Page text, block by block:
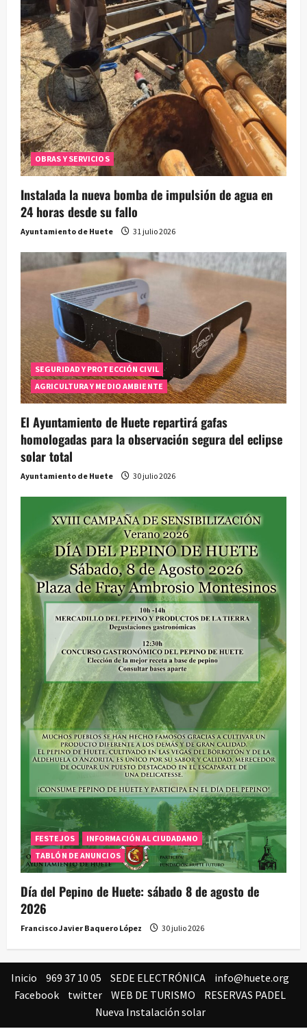
OBRAS Y SERVICIOS
Instalada la nueva bomba de impulsión de agua en
24 horas desde su fallo
Ayuntamiento de Huete 31 julio 2026
SEGURIDAD Y PROTECCIÓN CIVIL
AGRICULTURA Y MEDIO AMBIENTE
El Ayuntamiento de Huete repartirá gafas
homologadas para la observación segura del eclipse
solar total
Ayuntamiento de Huete 30 julio 2026
FESTEJOS
INFORMACIÓN AL CIUDADANO
TABLÓN DE ANUNCIOS
Día del Pepino de Huete: sábado 8 de agosto de
2026
Francisco Javier Baquero López 30 julio 2026
Inicio 969 37 10 05 SEDE ELECTRÓNICA
info@huete.org
Facebook
twitter WEB DE TURISMO
RESERVAS PADEL
Nueva Instalación solar